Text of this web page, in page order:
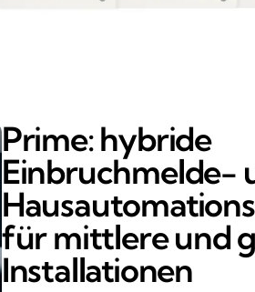
Prime: hybride
Einbruchmelde-
für mittlere und
Installationen